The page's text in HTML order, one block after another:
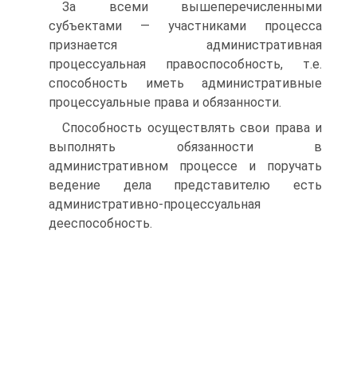
За всеми вышеперечисленными
субъектами — участниками процесса
признается административная
процессуальная правоспособность, т.е.
способность иметь административные
процессуальные права и обязанности.
Способность осуществлять свои права и
выполнять обязанности в
административном процессе и поручать
ведение дела представителю есть
административно-процессуальная
дееспособность.